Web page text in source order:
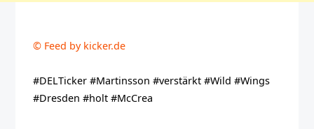
© Feed by kicker.de
#DELTicker #Martinsson #verstärkt #Wild #Wings
#Dresden #holt #McCrea